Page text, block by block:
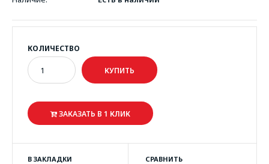
КОЛИЧЕСТВО
ЗАКАЗАТЬ В 1 КЛИК
В ЗАКЛАДКИ СРАВНИТЬ